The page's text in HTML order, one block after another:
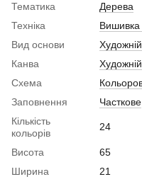
Тематика
Дерева
Техніка
Вишивка
Вид основи
Канва
Схема
Заповнення
Часткове
Кількість
кольорів
24
Висота
65
Ширина
21